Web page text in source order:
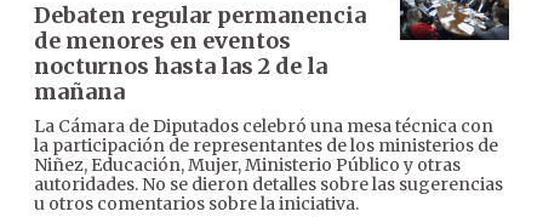
Debaten regular permanencia
de menores en eventos
nocturnos hasta las 2 de la
mañana
La Cámara de Diputados celebró una mesa técnica con
la participación de representantes de los ministerios de
Niñez, Educación, Mujer, Ministerio Público y otras
autoridades. No se dieron detalles sobre las sugerencias
u otros comentarios sobre la iniciativa.